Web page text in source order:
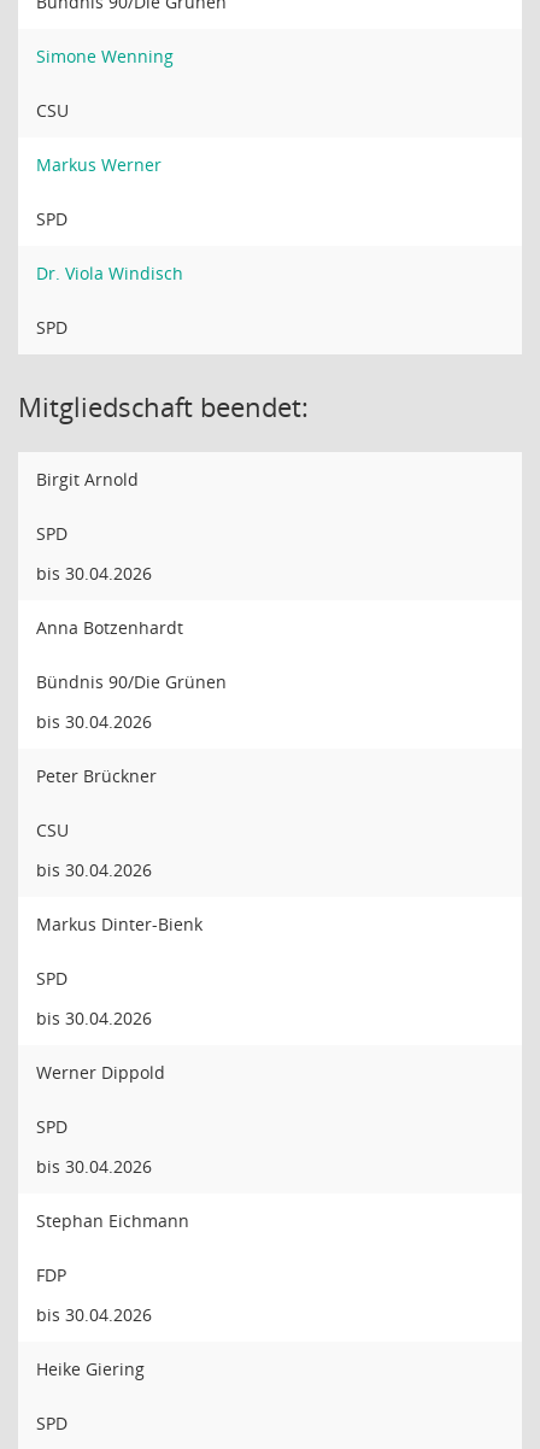
Simone Wenning
CSU
Markus Werner
SPD
Dr. Viola Windisch
SPD
Mitgliedschaft beendet:
Birgit Arnold
SPD
bis 30.04.2026
Anna Botzenhardt
Bündnis 90/Die Grünen
bis 30.04.2026
Peter Brückner
CSU
bis 30.04.2026
Markus Dinter-Bienk
SPD
bis 30.04.2026
Werner Dippold
SPD
bis 30.04.2026
Stephan Eichmann
FDP
bis 30.04.2026
Heike Giering
SPD